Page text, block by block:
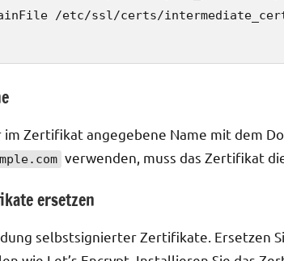
/etc/ssl/certs/
im Zertifikat angegebene Name mit dem
verwenden, muss das Zertifikat
ersetzen
selbstsignierter Zertifikate. Ersetzen